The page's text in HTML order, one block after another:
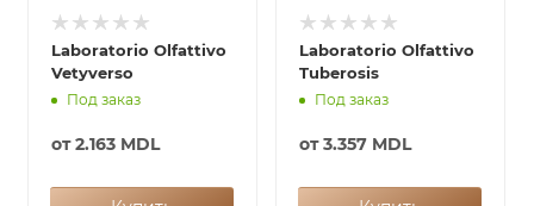
Laboratorio Olfattivo
Vetyverso
Под заказ
от2.163 MDL
Laboratorio Olfattivo
Tuberosis
Под заказ
от3.357 MDL